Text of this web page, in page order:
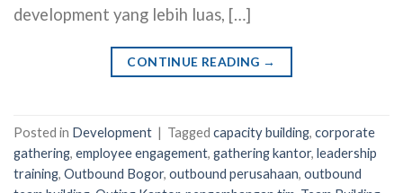
development yang lebih luas, […]
CONTINUE READING →
Posted in Development | Tagged capacity building, corporate
gathering, employee engagement, gathering kantor, leadership
training, Outbound Bogor, outbound perusahaan, outbound